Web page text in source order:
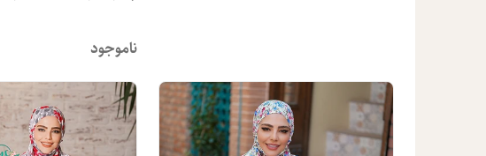
ناموجود